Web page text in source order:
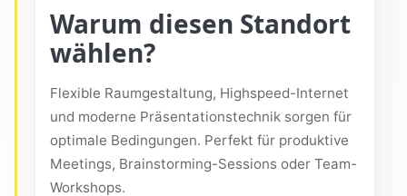
Warum diesen Standort
wählen?
Flexible Raumgestaltung, Highspeed-Internet
und moderne Präsentationstechnik sorgen für
optimale Bedingungen. Perfekt für produktive
Meetings, Brainstorming-Sessions oder Team-
Workshops.